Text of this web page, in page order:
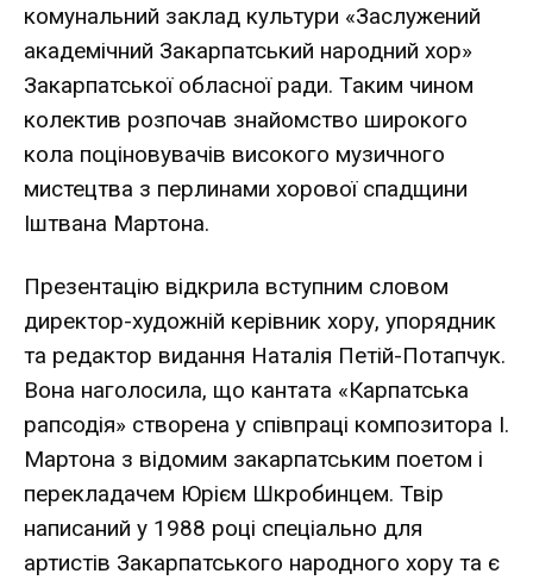
комунальний заклад культури «Заслужений
академічний Закарпатський народний хор»
Закарпатської обласної ради. Таким чином
колектив розпочав знайомство широкого
кола поціновувачів високого музичного
мистецтва з перлинами хорової спадщини
Іштвана Мартона.
Презентацію відкрила вступним словом
директор-художній керівник хору, упорядник
та редактор видання Наталія Петій-Потапчук.
Вона наголосила, що кантата «Карпатська
рапсодія» створена у співпраці композитора І.
Мартона з відомим закарпатським поетом і
перекладачем Юрієм Шкробинцем. Твір
написаний у 1988 році спеціально для
артистів Закарпатського народного хору та є